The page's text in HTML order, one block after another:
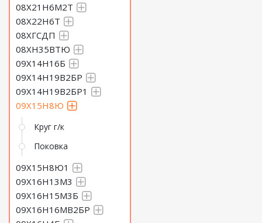
08Х21Н6М2Т
08Х22Н6Т
08ХГСДП
08ХН35ВТЮ
09Х14Н16Б
09Х14Н19В2БР
09Х14Н19В2БР1
09Х15Н8Ю
Круг г/к
Поковка
09Х15Н8Ю1
09Х16Н13М3
09Х16Н15М3Б
09Х16Н16МВ2БР